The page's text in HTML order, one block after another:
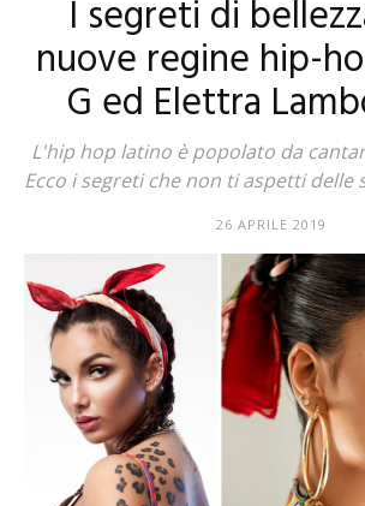
I segreti di
nuove regine hip-
G ed Elettra
L'hip hop latino è popolato da
Ecco i segreti che non ti aspetti delle
26 APRILE 2019